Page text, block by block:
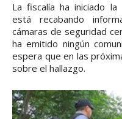
La fiscalía ha iniciado
está recabando
cámaras de seguridad
ha emitido ningún
espera que en las
sobre el hallazgo.